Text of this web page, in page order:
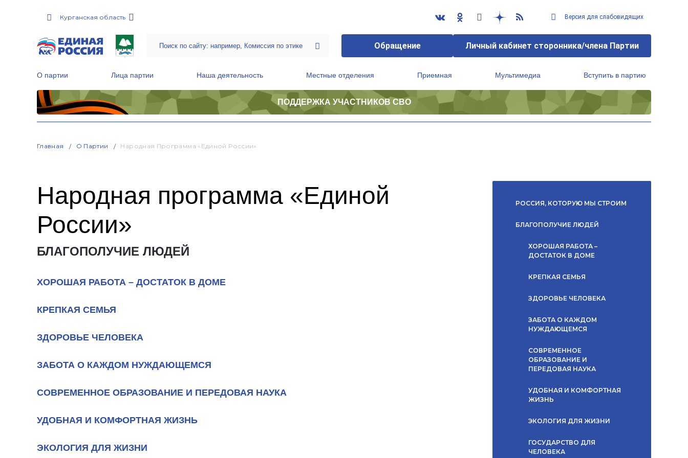
Курганская область Версия для слабовидящих
Обращение Личный кабинет сторонника/члена Партии
О партии Лица партии Наша деятельность Местные отделения Приемная Мультимедиа Вступить в партию
ПОДДЕРЖКА УЧАСТНИКОВ СВО
Главная О Партии Народная Программа «Единой России»
Народная программа «Единой
России»
БЛАГОПОЛУЧИЕ ЛЮДЕЙ
ХОРОШАЯ РАБОТА – ДОСТАТОК В ДОМЕ
КРЕПКАЯ СЕМЬЯ
ЗДОРОВЬЕ ЧЕЛОВЕКА
ЗАБОТА О КАЖДОМ НУЖДАЮЩЕМСЯ
СОВРЕМЕННОЕ ОБРАЗОВАНИЕ И ПЕРЕДОВАЯ НАУКА
УДОБНАЯ И КОМФОРТНАЯ ЖИЗНЬ
ЭКОЛОГИЯ ДЛЯ ЖИЗНИ
РОССИЯ, КОТОРУЮ МЫ СТРОИМ
БЛАГОПОЛУЧИЕ ЛЮДЕЙ
ХОРОШАЯ РАБОТА –
ДОСТАТОК В ДОМЕ
КРЕПКАЯ СЕМЬЯ
ЗДОРОВЬЕ ЧЕЛОВЕКА
ЗАБОТА О КАЖДОМ
НУЖДАЮЩЕМСЯ
СОВРЕМЕННОЕ
ОБРАЗОВАНИЕ И
ПЕРЕДОВАЯ НАУКА
УДОБНАЯ И КОМФОРТНАЯ
ЖИЗНЬ
ЭКОЛОГИЯ ДЛЯ ЖИЗНИ
ГОСУДАРСТВО ДЛЯ
ЧЕЛОВЕКА